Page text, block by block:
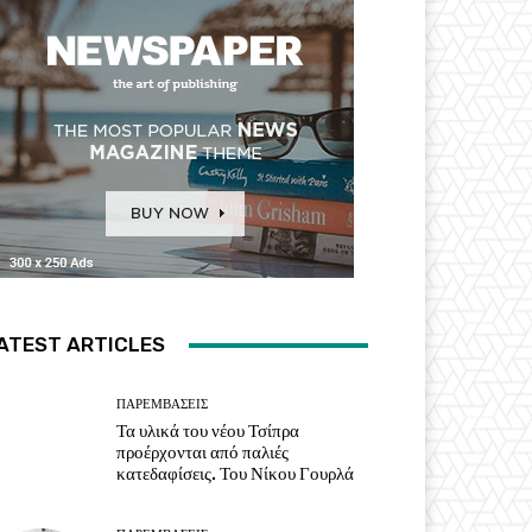
ARTICLES
ΠΑΡΕΜΒΑΣΕΙΣ
Τα υλικά του νέου Τσίπρα
προέρχονται από παλιές
κατεδαφίσεις. Του Νίκου Γουρλά